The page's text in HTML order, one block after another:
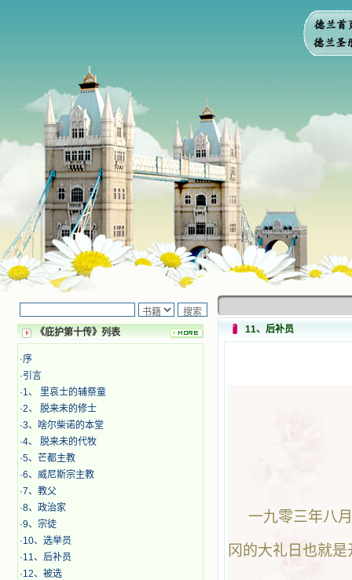
《庇护第十传》列表
·序
·引言
·1、 里哀士的辅祭童
·2、 脱来未的修士
·3、啥尔柴诺的本堂
·4、 脱来未的代牧
·5、芒都主教
·6、威尼斯宗主教
·7、教父
·8、政治家
·9、宗徒
·10、选举员
·11、后补员
·12、被选
11、后补员
一九零三年八
冈的大礼日也就